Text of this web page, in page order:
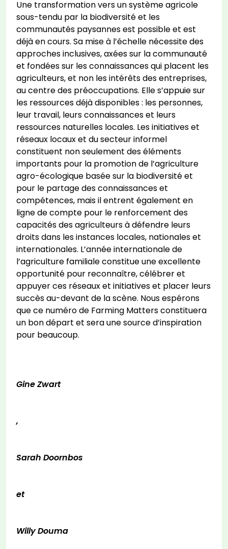
Une transformation vers un système agricole
sous-tendu par la biodiversité et les
communautés paysannes est possible et est
déjà en cours. Sa mise à l’échelle nécessite des
approches inclusives, axées sur la communauté
et fondées sur les connaissances qui placent les
agriculteurs, et non les intérêts des entreprises,
au centre des préoccupations. Elle s’appuie sur
les ressources déjà disponibles : les personnes,
leur travail, leurs connaissances et leurs
ressources naturelles locales. Les initiatives et
réseaux locaux et du secteur informel
constituent non seulement des éléments
importants pour la promotion de l’agriculture
agro-écologique basée sur la biodiversité et
pour le partage des connaissances et
compétences, mais il entrent également en
ligne de compte pour le renforcement des
capacités des agriculteurs à défendre leurs
droits dans les instances locales, nationales et
internationales. L’année internationale de
l’agriculture familiale constitue une excellente
opportunité pour reconnaître, célébrer et
appuyer ces réseaux et initiatives et placer leurs
succès au-devant de la scène. Nous espérons
que ce numéro de Farming Matters constituera
un bon départ et sera une source d’inspiration
pour beaucoup.
Gine Zwart
,
Sarah Doornbos
et
Willy Douma